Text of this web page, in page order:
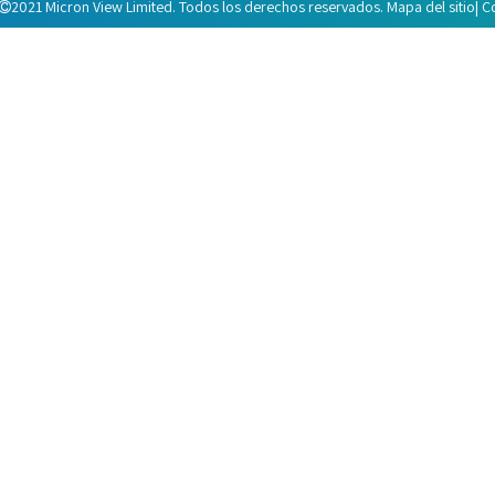
2021 Micron View Limited. Todos los derechos reservados. Mapa del sitio|